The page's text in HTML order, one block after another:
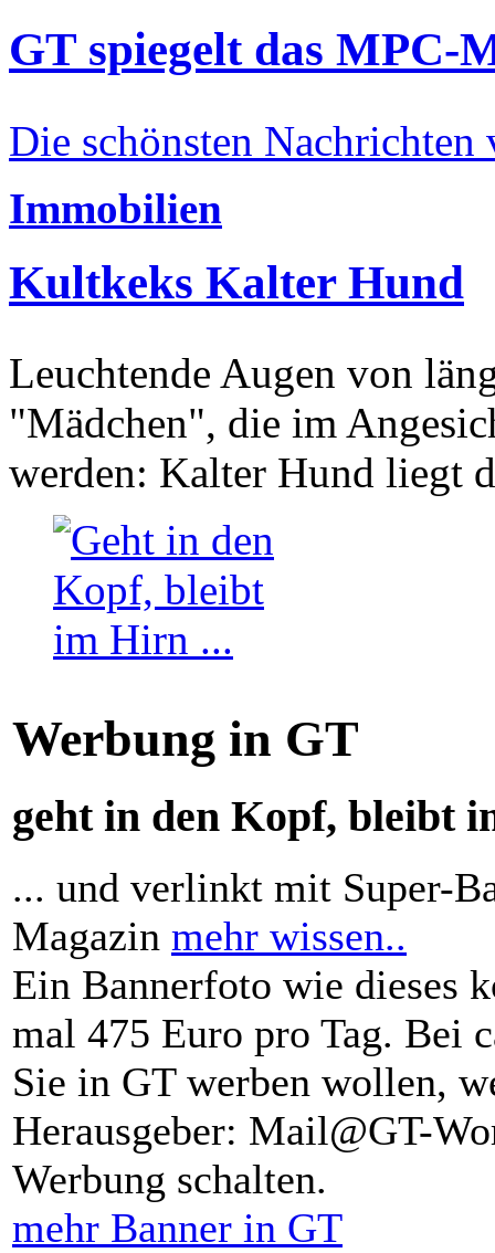
GT spiegelt das MPC-
Die schönsten Nachrichten
Immobilien
Kultkeks Kalter Hund
Leuchtende Augen von
"Mädchen", die im
werden: Kalter Hund liegt
Werbung in GT
geht in den Kopf, bleibt
... und verlinkt mit Super-
Magazin mehr wissen..
Ein Bannerfoto wie dieses
mal 475 Euro pro Tag. Bei
Sie in GT werben wollen,
Herausgeber: Mail@GT-
Werbung schalten.
mehr Banner in GT